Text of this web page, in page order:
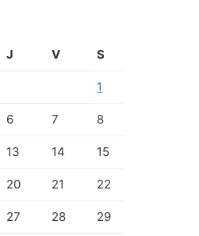
J V S
1
6 7 8
13 14 15
20 21 22
27 28 29